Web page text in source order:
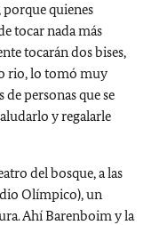
quienes
tocar nada más
tocarán dos bises,
rio, lo tomó muy
personas que se
y regalarle
del bosque, a las
Olímpico), un
Ahí Barenboim y la